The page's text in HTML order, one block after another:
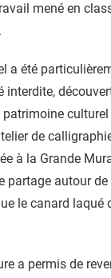
mené en
a été
interdite,
patrimoine
de
à la Grande
partage autour de
le canard laqué
a permis de